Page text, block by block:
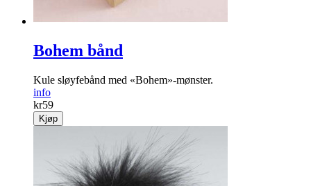
Bohem bånd
Kule sløyfebånd med «Bohem»-mønster.
info
kr59
Kjøp